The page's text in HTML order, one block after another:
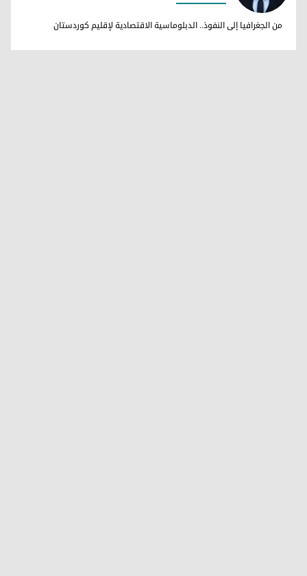
هيفيدار شعبان
من الجغرافيا إلى النفوذ.. الدبلوماسية الاقتصادية لإقليم كوردستان